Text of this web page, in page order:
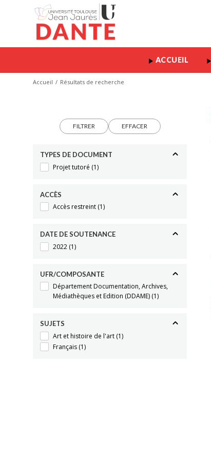
ACCUEIL
Accueil Résultats de recherche
FILTRER EFFACER
TYPES DE DOCUMENT
Projet tutoré (1)
ACCÈS
Accès restreint (1)
DATE DE SOUTENANCE
2022 (1)
UFR/COMPOSANTE
Département Documentation, Archives,
Médiathèques et Edition (DDAME) (1)
SUJETS
Art et histoire de l'art (1)
Français (1)